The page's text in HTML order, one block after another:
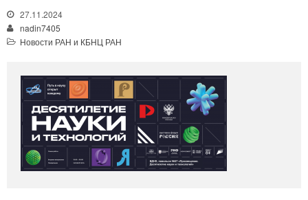
27.11.2024
nadin7405
Новости РАН и КБНЦ РАН